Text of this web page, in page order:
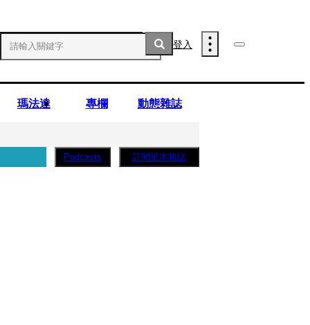
登入
瑪法達 專欄 動態雜誌
Podcasts 訂閱紙本雜誌